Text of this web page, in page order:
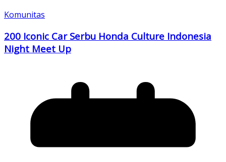
Komunitas
200 Iconic Car Serbu Honda Culture Indonesia
Night Meet Up